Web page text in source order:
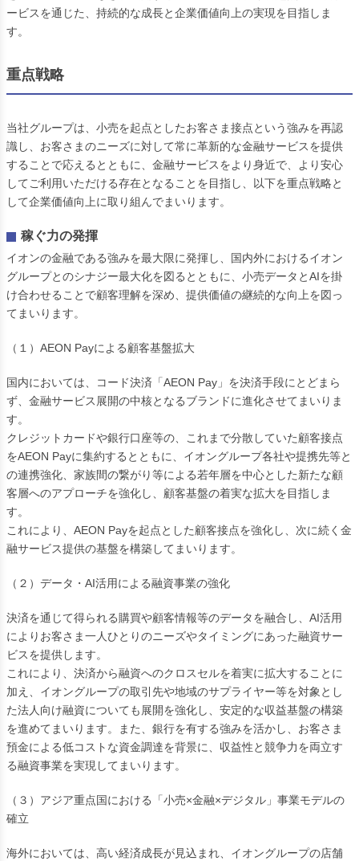
ービスを通じた、持続的な成長と企業価値向上の実現を目指しま
す。
重点戦略
当社グループは、小売を起点としたお客さま接点という強みを再認
識し、お客さまのニーズに対して常に革新的な金融サービスを提供
することで応えるとともに、金融サービスをより身近で、より安心
してご利用いただける存在となることを目指し、以下を重点戦略と
して企業価値向上に取り組んでまいります。
稼ぐ力の発揮
イオンの金融である強みを最大限に発揮し、国内外におけるイオン
グループとのシナジー最大化を図るとともに、小売データとAIを掛
け合わせることで顧客理解を深め、提供価値の継続的な向上を図っ
てまいります。
（１）AEON Payによる顧客基盤拡大
国内においては、コード決済「AEON Pay」を決済手段にとどまら
ず、金融サービス展開の中核となるブランドに進化させてまいりま
す。
クレジットカードや銀行口座等の、これまで分散していた顧客接点
をAEON Payに集約するとともに、イオングループ各社や提携先等と
の連携強化、家族間の繋がり等による若年層を中心とした新たな顧
客層へのアプローチを強化し、顧客基盤の着実な拡大を目指しま
す。
これにより、AEON Payを起点とした顧客接点を強化し、次に続く金
融サービス提供の基盤を構築してまいります。
（２）データ・AI活用による融資事業の強化
決済を通じて得られる購買や顧客情報等のデータを融合し、AI活用
によりお客さま一人ひとりのニーズやタイミングにあった融資サー
ビスを提供します。
これにより、決済から融資へのクロスセルを着実に拡大することに
加え、イオングループの取引先や地域のサプライヤー等を対象とし
た法人向け融資についても展開を強化し、安定的な収益基盤の構築
を進めてまいります。また、銀行を有する強みを活かし、お客さま
預金による低コストな資金調達を背景に、収益性と競争力を両立す
る融資事業を実現してまいります。
（３）アジア重点国における「小売×金融×デジタル」事業モデルの
確立
海外においては、高い経済成長が見込まれ、イオングループの店舗